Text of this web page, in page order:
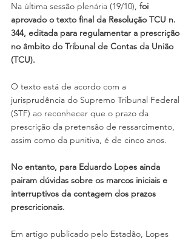
Na última sessão plenária (19/10), foi
aprovado o texto final da Resolução TCU n.
344, editada para regulamentar a prescrição
no âmbito do Tribunal de Contas da União
(TCU).
O texto está de acordo com a
jurisprudência do Supremo Tribunal Federal
(STF) ao reconhecer que o prazo da
prescrição da pretensão de ressarcimento,
assim como da punitiva, é de cinco anos.
No entanto, para Eduardo Lopes ainda
pairam dúvidas sobre os marcos iniciais e
interruptivos da contagem dos prazos
prescricionais.
Em artigo publicado pelo Estadão, Lopes